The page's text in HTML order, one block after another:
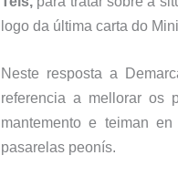
logo da última carta do
Neste resposta a
referencia a melloraros
mantemento e teiman
pasarelas peonís.